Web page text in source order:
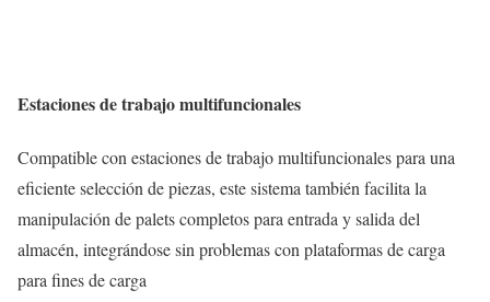
Estaciones de trabajo multifuncionales
Compatible con estaciones de trabajo multifuncionales para una
eficiente selección de piezas, este sistema también facilita la
manipulación de palets completos para entrada y salida del
almacén, integrándose sin problemas con plataformas de carga
para fines de carga